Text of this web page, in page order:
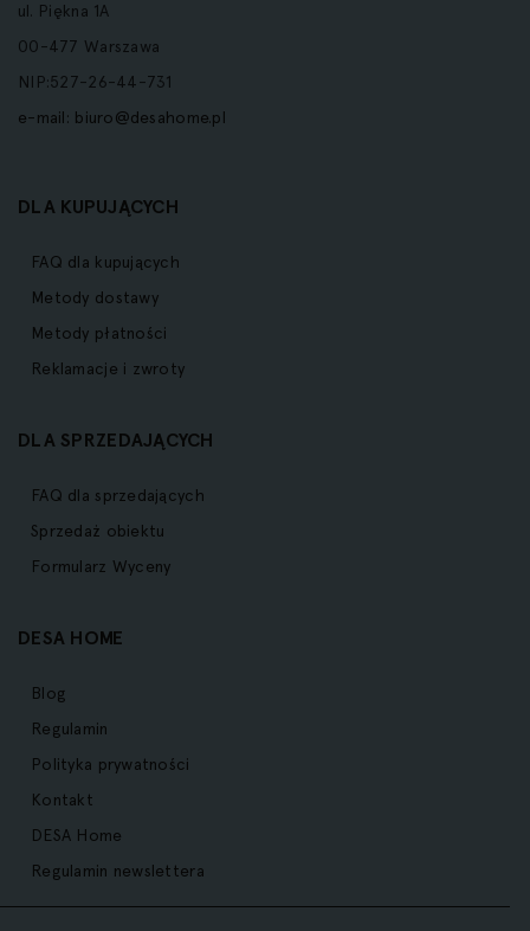
ul. Piękna 1A
00-477 Warszawa
NIP:527-26-44-731
e-mail: biuro@desahome.pl
DLA KUPUJĄCYCH
FAQ dla kupujących
Metody dostawy
Metody płatności
Reklamacje i zwroty
DLA SPRZEDAJĄCYCH
FAQ dla sprzedających
Sprzedaż obiektu
Formularz Wyceny
DESA HOME
Blog
Regulamin
Polityka prywatności
Kontakt
DESA Home
Regulamin newslettera